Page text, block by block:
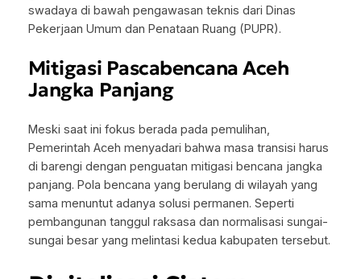
swadaya di bawah pengawasan teknis dari Dinas
Pekerjaan Umum dan Penataan Ruang (PUPR).
Mitigasi Pascabencana Aceh
Jangka Panjang
Meski saat ini fokus berada pada pemulihan,
Pemerintah Aceh menyadari bahwa masa transisi harus
di barengi dengan penguatan mitigasi bencana jangka
panjang. Pola bencana yang berulang di wilayah yang
sama menuntut adanya solusi permanen. Seperti
pembangunan tanggul raksasa dan normalisasi sungai-
sungai besar yang melintasi kedua kabupaten tersebut.